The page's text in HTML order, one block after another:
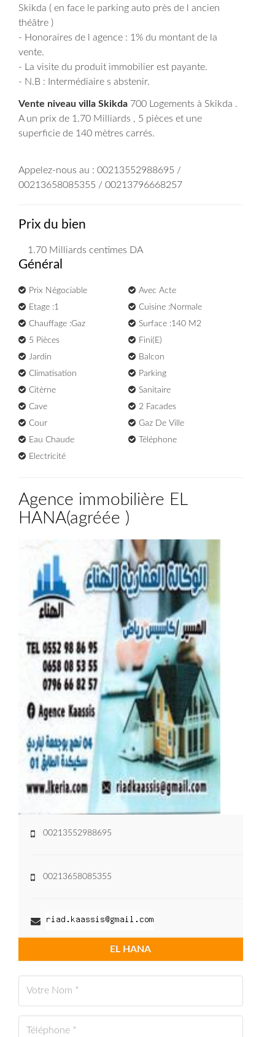
Skikda ( en face le parking auto près de l ancien
théâtre )
- Honoraires de l agence : 1% du montant de la
vente.
- La visite du produit immobilier est payante.
- N.B : Intermédiaire s abstenir.
Vente niveau villa Skikda 700 Logements à Skikda .
A un prix de 1.70 Milliards , 5 pièces et une
superficie de 140 mètres carrés.
Appelez-nous au : 00213552988695 /
00213658085355 / 00213796668257
Prix du bien
1.70 Milliards centimes DA
Général
Prix Négociable
Avec Acte
Etage :1
Cuisine :Normale
Chauffage :Gaz
Surface :140 M2
5 Pièces
Fini(e)
Jardin
Balcon
Climatisation
Parking
Citèrne
Sanitaire
Cave
2 Facades
Cour
Gaz De Ville
Eau Chaude
Téléphone
Electricité
Agence immobilière EL
HANA(agréée )
00213552988695
00213658085355
EL HANA